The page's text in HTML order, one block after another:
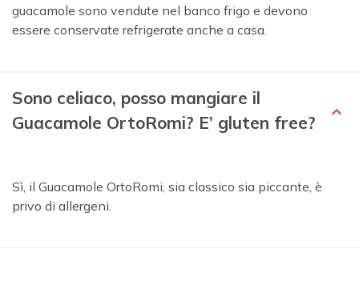
guacamole sono vendute nel banco frigo e devono
essere conservate refrigerate anche a casa.
Sono celiaco, posso mangiare il
Guacamole OrtoRomi? E’ gluten free?
Sì, il Guacamole OrtoRomi, sia classico sia piccante, è
privo di allergeni.